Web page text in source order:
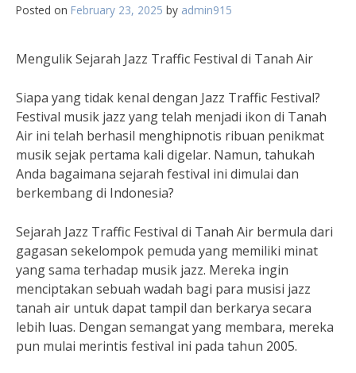
Posted on February 23, 2025 by admin915
Mengulik Sejarah Jazz Traffic Festival di Tanah Air
Siapa yang tidak kenal dengan Jazz Traffic Festival?
Festival musik jazz yang telah menjadi ikon di Tanah
Air ini telah berhasil menghipnotis ribuan penikmat
musik sejak pertama kali digelar. Namun, tahukah
Anda bagaimana sejarah festival ini dimulai dan
berkembang di Indonesia?
Sejarah Jazz Traffic Festival di Tanah Air bermula dari
gagasan sekelompok pemuda yang memiliki minat
yang sama terhadap musik jazz. Mereka ingin
menciptakan sebuah wadah bagi para musisi jazz
tanah air untuk dapat tampil dan berkarya secara
lebih luas. Dengan semangat yang membara, mereka
pun mulai merintis festival ini pada tahun 2005.